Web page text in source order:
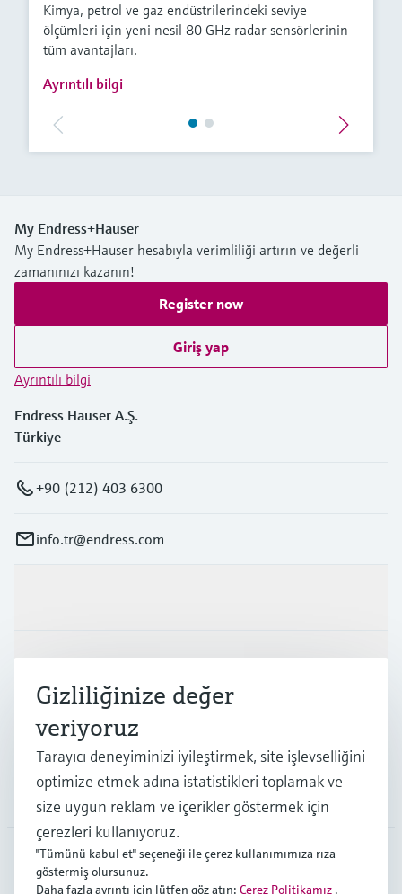
Kimya, petrol ve gaz endüstrilerindeki seviye
ölçümleri için yeni nesil 80 GHz radar sensörlerinin
tüm avantajları.
Ayrıntılı bilgi
My Endress+Hauser
My Endress+Hauser hesabıyla verimliliği artırın ve değerli
zamanınızı kazanın!
Register now
Giriş yap
Ayrıntılı bilgi
Endress Hauser A.Ş.
Türkiye
+90 (212) 403 6300
info.tr@endress.com
Endüstriler
Destek
Şirket
TUR Türkçe
Gizliliğinize değer
veriyoruz
Tarayıcı deneyiminizi iyileştirmek, site işlevselliğini
optimize etmek adına istatistikleri toplamak ve
size uygun reklam ve içerikler göstermek için
çerezleri kullanıyoruz.
"Tümünü kabul et" seçeneği ile çerez kullanımımıza rıza
göstermiş olursunuz.
Daha fazla ayrıntı için lütfen göz atın: Çerez Politikamız .